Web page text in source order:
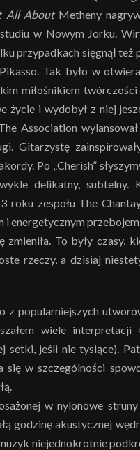
All About Metheny
w Nowym Jorku.
przypadkach sięgnął też
Tak było w
miłośnikiem
życie i wydobył z niej
Association
Gitarzystę
Po „Cherish”
delikatny, subtelny.
roku zespołu The
energetycznym
zmieniła. To były czasy,
rzeczy, a dzisiaj
z popularniejszych
wiele
setki, jeśli nie tysiące).
się w szczególności
w nylonowe
godzinę akustycznej
niejednokrotnie